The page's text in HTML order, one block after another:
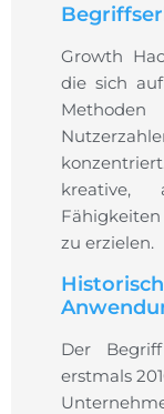
Growth
die sich
kreative,
zu erzielen.
Der
erstmals